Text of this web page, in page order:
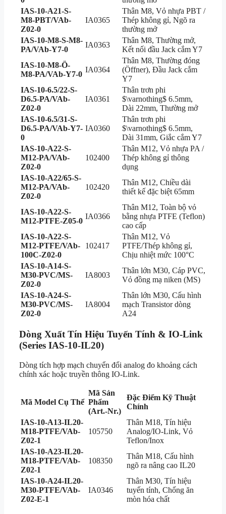
IAS-10-A21-S-
M8-PBT/VAb-
Z02-0
IA0365
Thân M8, Vỏ nhựa PBT /
Thép không gỉ, Ngõ ra
thường mở
IAS-10-M8-S-M8-
PA/VAb-Y7-0
IA0363
Thân M8, Thường mở,
Kết nối đầu Jack cắm Y7
IAS-10-M8-Ö-
M8-PA/VAb-Y7-0
IA0364
Thân M8, Thường đóng
(Öffner), Đầu Jack cắm
Y7
IAS-10-6.5/22-S-
D6.5-PA/VAb-
Z02-0
IA0361
Thân trơn phi
$\varnothing$ 6.5mm,
Dài 22mm, Thường mở
IAS-10-6.5/31-S-
D6.5-PA/VAb-Y7-
0
IA0360
Thân trơn phi
$\varnothing$ 6.5mm,
Dài 31mm, Giắc cắm Y7
IAS-10-A22-S-
M12-PA/VAb-
Z02-0
102400
Thân M12, Vỏ nhựa PA /
Thép không gỉ thông
dụng
IAS-10-A22/65-S-
M12-PA/VAb-
Z02-0
102420
Thân M12, Chiều dài
thiết kế đặc biệt 65mm
IAS-10-A22-S-
M12-PTFE-Z05-0
IA0366
Thân M12, Toàn bộ vỏ
bằng nhựa PTFE (Teflon)
cao cấp
IAS-10-A22-S-
M12-PTFE/VAb-
100C-Z02-0
102417
Thân M12, Vỏ
PTFE/Thép không gỉ,
Chịu nhiệt mức 100°C
IAS-10-A14-S-
M30-PVC/MS-
Z02-0
IA8003
Thân lớn M30, Cáp PVC,
Vỏ đồng mạ niken (MS)
IAS-10-A24-S-
M30-PVC/MS-
Z02-0
IA8004
Thân lớn M30, Cấu hình
mạch Transistor dòng
A24
Dòng Xuất Tín Hiệu Tuyến Tính & IO-Link
(Series IAS-10-IL20)
Dòng tích hợp mạch chuyển đổi analog đo khoảng cách
chính xác hoặc truyền thông IO-Link.
Mã Model Cụ Thể
Mã Sản
Phẩm
(Art.-Nr.)
Đặc Điểm Kỹ Thuật
Chính
IAS-10-A13-IL20-
M18-PTFE/VAb-
Z02-1
105750
Thân M18, Tín hiệu
Analog/IO-Link, Vỏ
Teflon/Inox
IAS-10-A23-IL20-
M18-PTFE/VAb-
Z02-1
108350
Thân M18, Cấu hình
ngõ ra nâng cao IL20
IAS-10-A24-IL20-
M30-PTFE/VAb-
Z02-E-1
IA0346
Thân M30, Tín hiệu
tuyến tính, Chống ăn
mòn hóa chất